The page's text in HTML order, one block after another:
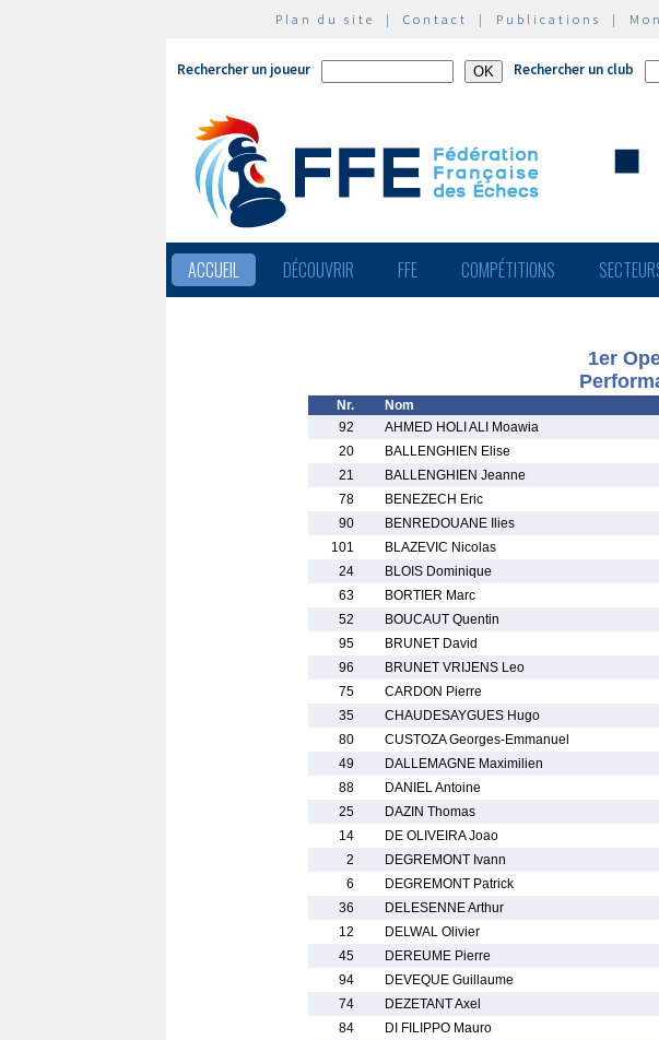
Plan du site | Contact | Publications |
Rechercher un joueur Rechercher un club
ACCUEIL DÉCOUVRIR FFE COMPÉTITIONS
1er
Nr. Nom
92
AHMED HOLI ALI Moawia
20
BALLENGHIEN Elise
21
BALLENGHIEN Jeanne
78
BENEZECH Eric
90
BENREDOUANE Ilies
101
BLAZEVIC Nicolas
24
BLOIS Dominique
63
BORTIER Marc
52
BOUCAUT Quentin
95
BRUNET David
96
BRUNET VRIJENS Leo
75
CARDON Pierre
35
CHAUDESAYGUES Hugo
80
CUSTOZA Georges-Emmanuel
49
DALLEMAGNE Maximilien
88
DANIEL Antoine
25
DAZIN Thomas
14
DE OLIVEIRA Joao
2
DEGREMONT Ivann
6
DEGREMONT Patrick
36
DELESENNE Arthur
12
DELWAL Olivier
45
DEREUME Pierre
94
DEVEQUE Guillaume
74
DEZETANT Axel
84
DI FILIPPO Mauro